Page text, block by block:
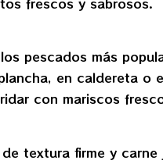
pescados más
en caldereta o
con mariscos
textura firme y